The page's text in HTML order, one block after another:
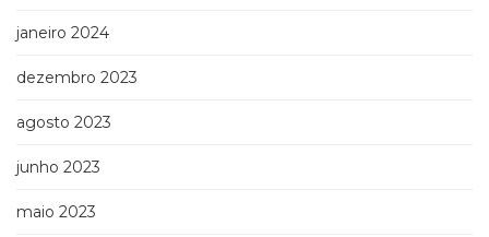
janeiro 2024
dezembro 2023
agosto 2023
junho 2023
maio 2023